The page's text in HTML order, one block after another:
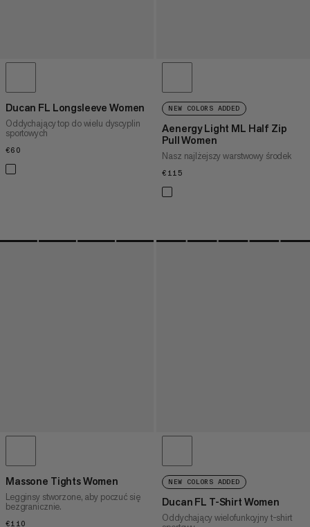
Ducan FL Longsleeve Women
Oddychający top do wielu dyscyplin
sportowych
€60
NEW COLORS ADDED
Aenergy Light ML Half Zip
Pull Women
Nasz najlżejszy warstwowy środek
€115
Massone Tights Women
Legginsy stworzone, aby poczuć się
bezgranicznie.
€110
NEW COLORS ADDED
Ducan FL T-Shirt Women
Oddychający wielofunkcyjny t-shirt